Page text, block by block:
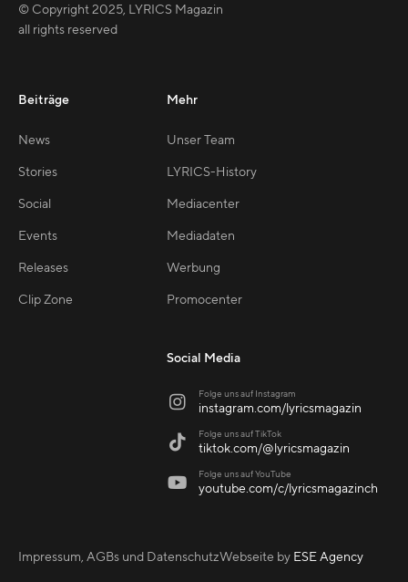
© Copyright2025, LYRICS Magazin
all rights reserved
Beiträge
News
Stories
Social
Events
Releases
Clip Zone
Mehr
Unser Team
LYRICS-History
Mediacenter
Mediadaten
Werbung
Promocenter
Social Media
 Folge uns auf Instagram
instagram.com/lyricsmagazin
 Folge uns auf TikTok
tiktok.com/@lyricsmagazin
 Folge uns auf YouTube
youtube.com/c/lyricsmagazinch
Impressum, AGBs und DatenschutzWebseite by ESE Agency